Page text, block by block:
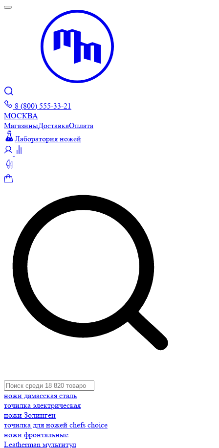
8 (800) 555-33-21
МОСКВА
МагазиныДоставкаОплата
Лаборатория ножей
ножи дамасская сталь
точилка электрическая
ножи Золинген
точилка для ножей chefs choice
ножи фронтальные
Leatherman мультитул